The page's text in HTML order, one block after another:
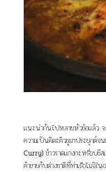
แนะนำกันไปหลายหัวข้อแล้ว จ
ความเป็นคิตะคิวชูมาประยุกต์จ
Curry)ข้าวราดแกงกะหรี่อบชี
ค้าขายกับต่างชาติที่ท่าเรือโมจิใน